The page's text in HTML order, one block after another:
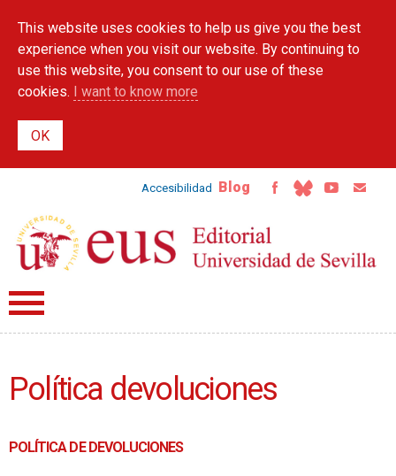
main
content
This website uses cookies to help us give you the best
experience when you visit our website. By continuing to
use this website, you consent to our use of these
cookies. I want to know more
Accesibilidad Blog
Política devoluciones
POLÍTICA DE DEVOLUCIONES